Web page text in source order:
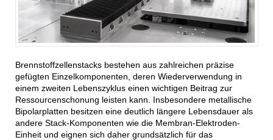
Brennstoffzellenstacks bestehen aus zahlreichen präzise
gefügten Einzelkomponenten, deren Wiederverwendung in
einem zweiten Lebenszyklus einen wichtigen Beitrag zur
Ressourcenschonung leisten kann. Insbesondere metallische
Bipolarplatten besitzen eine deutlich längere Lebensdauer als
andere Stack-Komponenten wie die Membran-Elektroden-
Einheit und eignen sich daher grundsätzlich für das